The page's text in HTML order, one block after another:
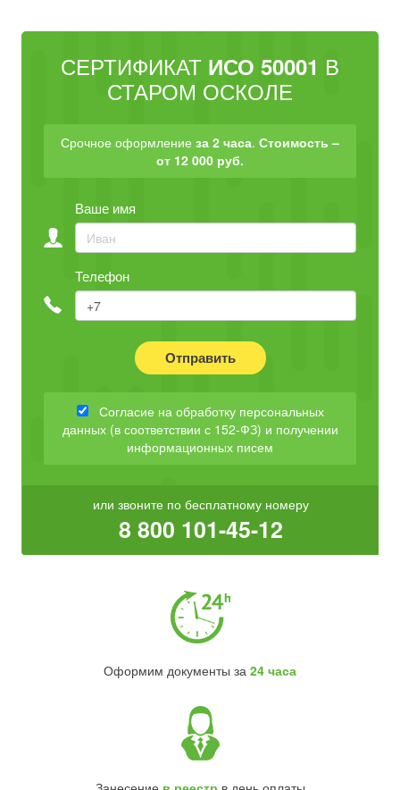
СЕРТИФИКАТ ИСО 50001 В
СТАРОМ ОСКОЛЕ
Срочное оформление за 2 часа. Стоимость –
от 12 000 руб.
Ваше имя
Телефон
Отправить
Согласие на обработку персональных
данных (в соответствии с 152-ФЗ) и получении
информационных писем
или звоните по бесплатному номеру
8 800 101-45-12
Оформим документы за 24 часа